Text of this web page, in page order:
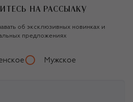
НА РАССЫЛКУ
об эксклюзивных новинках и
предложениях
Мужское